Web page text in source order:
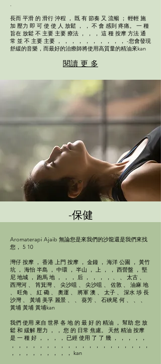
.
長而 平滑 的 滑行 沖程 ， 既 有 節奏 又 流暢 ； 輕輕 施
加 壓力 即 可 使 使 人 放鬆 ， ， 不 會 感到 疼痛。 一 種
旨在 放鬆 不 主要 主要 療法 ， ， ， 這 種 按摩 方法 通
常 並 不 主要 主要 ， ， ， ， ， ， ， ， ， ， -您會發現
舒緩的音樂，而最好的治療師將使用高質量的精油來kan
閱讀 更 多
-保健
Aromaterapi Ajaib ​無論您是來我們的沙龍還是我們來找
您， 5 10
灣仔 按摩 ， 香港 上門 按摩 ， 金鐘 ， 海洋 公園 ， 黃竹
坑 ， 海怡 半島 ， 中環 ， 半山 ， 上 ， ， 西營盤 ， 堅
尼 地城 ， 跑馬 地 ， ， ， 后 ， ， ， ， 、 、 太古 、
西灣河 、 筲箕灣 、 尖沙咀 、 尖沙咀 、 佐敦 、 油麻 地
、 旺角 、 紅 磡 、 奧運 、 將軍 澳 、 太子 、 深水 埗 長
沙灣 、 黃埔 美孚 麗景 、 、 葵芳 、 石硤尾 何 、 、 、
黃埔 黃埔 黃埔kan
我們 使用 來自 世界 各 地 的 最 好 的 精油 ， 幫助 您 放
鬆 和 緩解 壓力 ， ， 您 的 日常 焦慮。 天然 精油 按摩
是 一 種 好 ， ， ， ， 已經 使用 了 了 幾 ， ， ， ， ，
， ， ， ， ， ， ， ， ， ， ， ， ， ， ， ， ， ， ， ，
， ， ， ， ， ， ， ， ， kan